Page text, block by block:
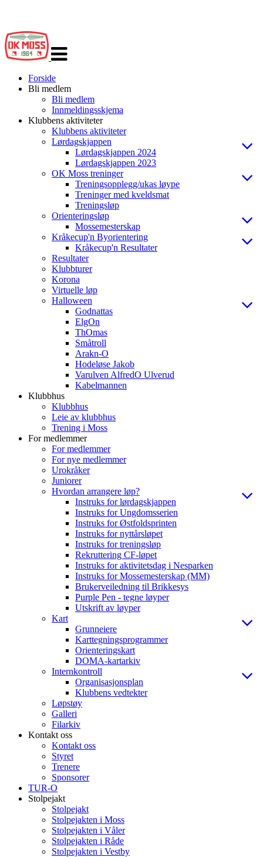
navigasjon
Forside
Bli medlem
Bli medlem
Innmeldingsskjema
Klubbens aktiviteter
Klubbens aktiviteter
Lørdagskjappen
Lørdagskjappen 2024
Lørdagskjappen 2023
OK Moss treninger
Treningsopplegg/ukas løype
Treninger med kveldsmat
Treningsløp
Orienteringsløp
Mossemesterskap
Kråkecup'n Byorientering
Kråkecup'n Resultater
Resultater
Klubbturer
Korona
Virtuelle løp
Halloween
Godnattas
ElgOn
ThOmas
Småtroll
Arakn-O
Hodeløse Jakob
Varulven AlfredO Ulverud
Kabelmannen
Klubbhus
Klubbhus
Leie av klubbhus
Trening i Moss
For medlemmer
For medlemmer
For nye medlemmer
Urokråker
Juniorer
Hvordan arrangere løp?
Instruks for lørdagskjappen
Instruks for Ungdomsserien
Instruks for Østfoldsprinten
Instruks for nyttårsløpet
Instruks for treningsløp
Rekruttering CF-løpet
Instruks for aktivitetsdag i Nesparken
Instruks for Mossemesterskap (MM)
Brukerveiledning til Brikkesys
Purple Pen - tegne løyper
Utskrift av løyper
Kart
Grunneiere
Karttegningsprogrammer
Orienteringskart
DOMA-kartarkiv
Internkontroll
Organisasjonsplan
Klubbens vedtekter
Løpstøy
Galleri
Filarkiv
Kontakt oss
Kontakt oss
Styret
Trenere
Sponsorer
TUR-O
Stolpejakt
Stolpejakt
Stolpejakten i Moss
Stolpejakten i Våler
Stolpejakten i Råde
Stolpejakten i Vestby